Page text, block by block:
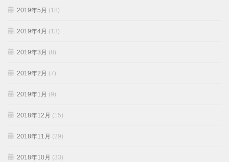
2019年5月 (18)
2019年4月 (13)
2019年3月 (8)
2019年2月 (7)
2019年1月 (9)
2018年12月 (15)
2018年11月 (29)
2018年10月 (33)